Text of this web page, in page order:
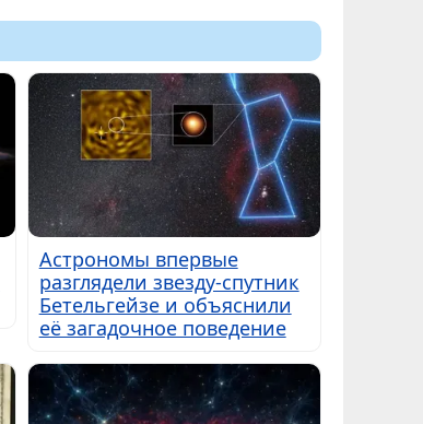
Астрономы впервые
разглядели звезду-спутник
Бетельгейзе и объяснили
её загадочное поведение